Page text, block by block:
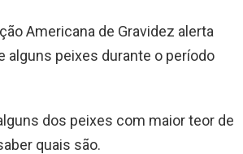
Americana de Gravidez alerta
alguns peixes durante o período
dos peixes com maior teor de
quais são.